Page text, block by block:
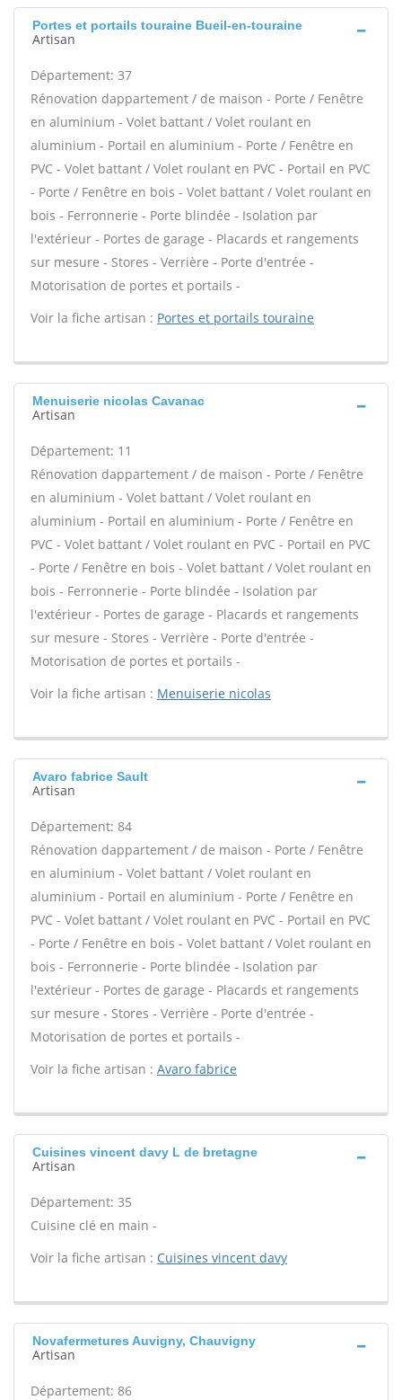
Portes et portails touraine Bueil-en-touraine
Artisan
Département: 37
Rénovation dappartement / de maison - Porte / Fenêtre
en aluminium - Volet battant / Volet roulant en
aluminium - Portail en aluminium - Porte / Fenêtre en
PVC - Volet battant / Volet roulant en PVC - Portail en PVC
- Porte / Fenêtre en bois - Volet battant / Volet roulant en
bois - Ferronnerie - Porte blindée - Isolation par
l'extérieur - Portes de garage - Placards et rangements
sur mesure - Stores - Verrière - Porte d'entrée -
Motorisation de portes et portails -
Voir la fiche artisan : Portes et portails touraine
Menuiserie nicolas Cavanac
Artisan
Département: 11
Rénovation dappartement / de maison - Porte / Fenêtre
en aluminium - Volet battant / Volet roulant en
aluminium - Portail en aluminium - Porte / Fenêtre en
PVC - Volet battant / Volet roulant en PVC - Portail en PVC
- Porte / Fenêtre en bois - Volet battant / Volet roulant en
bois - Ferronnerie - Porte blindée - Isolation par
l'extérieur - Portes de garage - Placards et rangements
sur mesure - Stores - Verrière - Porte d'entrée -
Motorisation de portes et portails -
Voir la fiche artisan : Menuiserie nicolas
Avaro fabrice Sault
Artisan
Département: 84
Rénovation dappartement / de maison - Porte / Fenêtre
en aluminium - Volet battant / Volet roulant en
aluminium - Portail en aluminium - Porte / Fenêtre en
PVC - Volet battant / Volet roulant en PVC - Portail en PVC
- Porte / Fenêtre en bois - Volet battant / Volet roulant en
bois - Ferronnerie - Porte blindée - Isolation par
l'extérieur - Portes de garage - Placards et rangements
sur mesure - Stores - Verrière - Porte d'entrée -
Motorisation de portes et portails -
Voir la fiche artisan : Avaro fabrice
Cuisines vincent davy L de bretagne
Artisan
Département: 35
Cuisine clé en main -
Voir la fiche artisan : Cuisines vincent davy
Novafermetures Auvigny, Chauvigny
Artisan
Département: 86